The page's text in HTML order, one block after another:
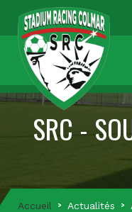
SRC -
Accueil Actualités